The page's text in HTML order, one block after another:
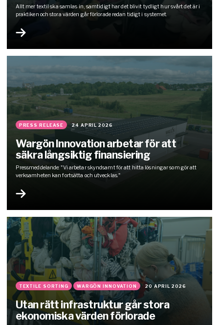
Allt mer textil ska samlas in, samtidigt har det blivit tydligt hur svårt det är i
praktiken och stora värden går förlorade redan tidigt i systemet.
PRESS RELEASE 24 APRIL 2026
Wargön Innovation arbetar för att
säkra långsiktig finansiering
Pressmeddelande: "Vi arbetar skyndsamt för att hitta lösningar som gör att
verksamheten kan fortsätta och utvecklas."
TEXTILE SORTING WARGÖN INNOVATION 20 APRIL 2026
Utan rätt infrastruktur går stora
ekonomiska värden förlorade